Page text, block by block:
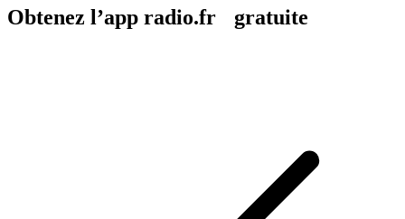
Obtenez l’app radio.fr gratuite